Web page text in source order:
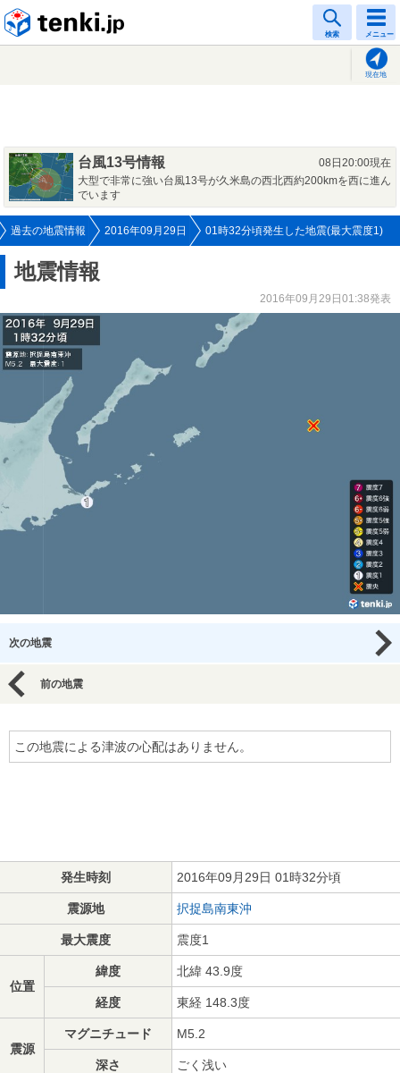
検索 メニュー
現在地
台風13号情報
08日20:00現在
大型で非常に強い台風13号が久米島の西北西約200kmを西に進ん
でいます
過去の地震情報 2016年09月29日 01時32分頃発生した地震(最大震度1)
地震情報
2016年09月29日01:38発表
次の地震
前の地震
この地震による津波の心配はありません。
発生時刻 2016年09月29日 01時32分頃
震源地 択捉島南東沖
最大震度 震度1
位置
緯度 北緯 43.9度
経度 東経 148.3度
震源
マグニチュード M5.2
深さ ごく浅い